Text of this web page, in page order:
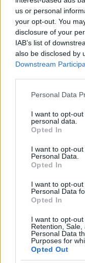
us or personal
your opt-out. You
disclosure of your
IAB’s list of
also be disclosed by
Downstream
Please note that
not limited to your
grant or deny
use your data for
consent section.
Personal Data
I want to opt-
personal data.
Opted In
I want to opt-
Personal Data.
Opted In
I want to opt-
Personal Data
Opted In
I want to opt-out
Retention,
Personal Data
Purposes for
Opted Out
Az persze más,
táblát, viszont kis
nyomtatott
Most már világos,
Moszkvát kellett
8 éve
@kelemen12
:
azokból is vannak
8 éve